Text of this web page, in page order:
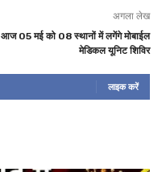
अगला लेख
आज 05 मई को 08 स्थानों में लगेंगे मोबाईल
मेडिकल यूनिट शिविर
लाइक करें